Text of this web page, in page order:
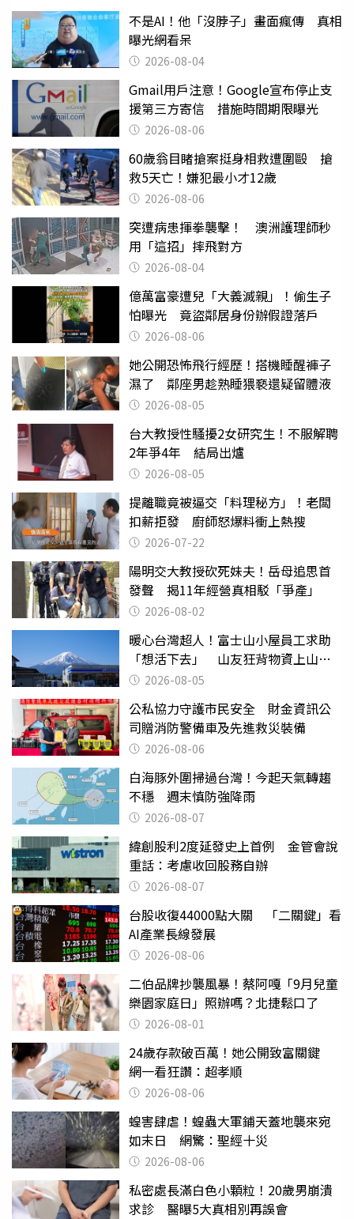
不是AI！他「沒脖子」畫面瘋傳 真相
曝光網看呆
2026-08-04
Gmail用戶注意！Google宣布停止支
援第三方寄信 措施時間期限曝光
2026-08-06
60歲翁目睹搶案挺身相救遭圍毆 搶
救5天亡！嫌犯最小才12歲
2026-08-06
突遭病患揮拳襲擊！ 澳洲護理師秒
用「這招」摔飛對方
2026-08-04
億萬富豪遭兒「大義滅親」！偷生子
怕曝光 竟盜鄰居身份辦假證落戶
2026-08-06
她公開恐怖飛行經歷！搭機睡醒褲子
濕了 鄰座男趁熟睡猥褻還疑留體液
2026-08-05
台大教授性騷擾2女研究生！不服解聘
2年爭4年 結局出爐
2026-08-05
提離職竟被逼交「料理秘方」！老闆
扣薪拒發 廚師怒爆料衝上熱搜
2026-07-22
陽明交大教授砍死妹夫！岳母追思首
發聲 揭11年經營真相駁「爭產」
2026-08-02
暖心台灣超人！富士山小屋員工求助
「想活下去」 山友狂背物資上山：
台灣真的是寶島
2026-08-05
公私協力守護市民安全 財金資訊公
司贈消防警備車及先進救災裝備
2026-08-06
白海豚外圍掃過台灣！今起天氣轉趨
不穩 週末慎防強降雨
2026-08-07
緯創股利2度延發史上首例 金管會說
重話：考慮收回股務自辦
2026-08-07
台股收復44000點大關 「二關鍵」看
AI產業長線發展
2026-08-06
二伯品牌抄襲風暴！蔡阿嘎「9月兒童
樂園家庭日」照辦嗎？北捷鬆口了
2026-08-01
24歲存款破百萬！她公開致富關鍵
網一看狂讚：超孝順
2026-08-06
蝗害肆虐！蝗蟲大軍鋪天蓋地襲來宛
如末日 網驚：聖經十災
2026-08-06
私密處長滿白色小顆粒！20歲男崩潰
求診 醫曝5大真相別再誤會